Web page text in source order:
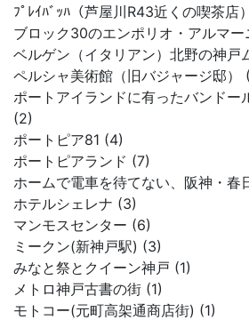
ﾌﾟﾚｲﾊﾞｯﾊ（芦屋川R43近くの喫茶店
ブロック30のエンポリオ・アルマー
ベルゲン（イタリアン）北野の神戸
ペルシャ美術館（旧バジャージ邸）
ポートアイランドに有ったバンドー
(2)
ポートピア81 (4)
ポートピアランド (7)
ホームで電車を待てない、阪神・春
ホテルシェレナ (3)
マンモスセンター (6)
ミークン(新神戸駅) (3)
みなと祭とクイーン神戸 (1)
メトロ神戸古書の街 (1)
モトコー(元町高架通商店街) (1)